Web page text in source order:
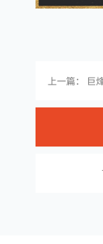
上一篇： 巨